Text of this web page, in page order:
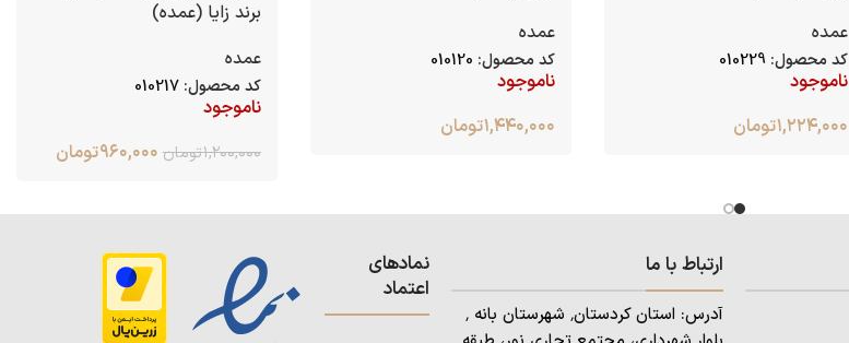
عمده
کد محصول: 010229
ناموجود
۱,۲۲۴,۰۰۰تومان
عمده
کد محصول: 010120
ناموجود
۱,۴۴۰,۰۰۰تومان
برند زایا (عمده)
عمده
کد محصول:010217
ناموجود
۱,۲۰۰,۰۰۰تومان ۹۶۰,۰۰۰تومان
ارتباط با ما
آدرس: استان کردستان٬ شهرستان بانه ٬
نمادهای
اعتماد